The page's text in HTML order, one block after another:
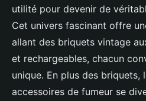
utilité pour devenir de
Cet univers fascinant offre
allant des briquets vintage
et rechargeables, chacun
unique. En plus des briquets,
accessoires de fumeur se